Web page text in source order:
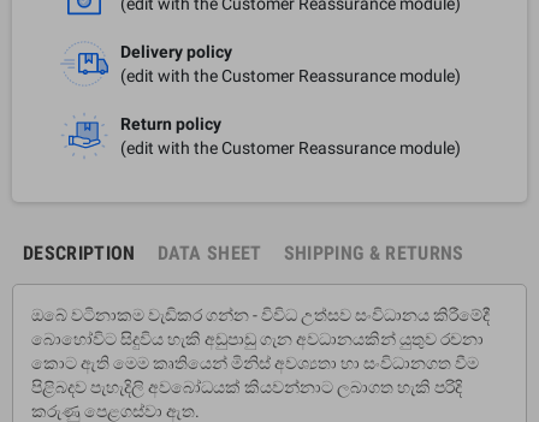
Delivery policy
(edit with the Customer Reassurance module)
Return policy
(edit with the Customer Reassurance module)
DESCRIPTION DATA SHEET SHIPPING & RETURNS
ඔබේ වටිනාකම වැඩිකර ගන්න - විවිධ උත්සව සංවිධානය කිරීමේදී
බොහෝවිට සිදුවිය හැකි අඩුපාඩු ගැන අවධානයකින් යුතුව රචනා
කොට ඇති මෙම කෘතියෙන් මිනිස් අවශ්‍යතා හා සංවිධානගත වීම
පිළිබදව පැහැදිලි අවබෝධයක් කියවන්නාට ලබාගත හැකි පරිදි
කරුණු පෙළගස්වා ඇත.